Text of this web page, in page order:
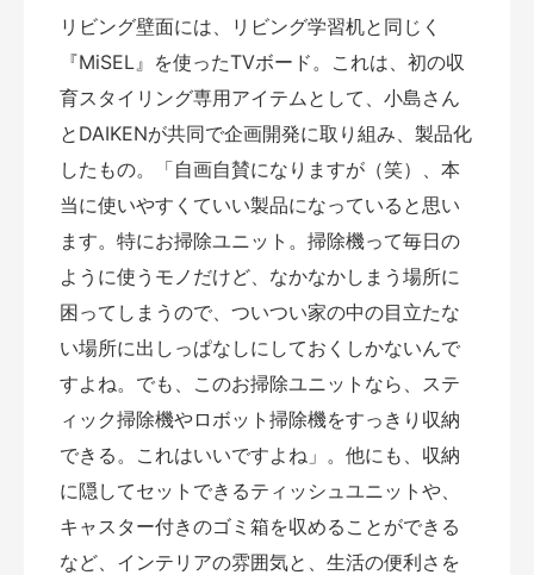
リビング壁面には、リビング学習机と同じく
『MiSEL』を使ったTVボード。これは、初の収
育スタイリング専用アイテムとして、小島さん
とDAIKENが共同で企画開発に取り組み、製品化
したもの。「自画自賛になりますが（笑）、本
当に使いやすくていい製品になっていると思い
ます。特にお掃除ユニット。掃除機って毎日の
ように使うモノだけど、なかなかしまう場所に
困ってしまうので、ついつい家の中の目立たな
い場所に出しっぱなしにしておくしかないんで
すよね。でも、このお掃除ユニットなら、ステ
ィック掃除機やロボット掃除機をすっきり収納
できる。これはいいですよね」。他にも、収納
に隠してセットできるティッシュユニットや、
キャスター付きのゴミ箱を収めることができる
など、インテリアの雰囲気と、生活の便利さを